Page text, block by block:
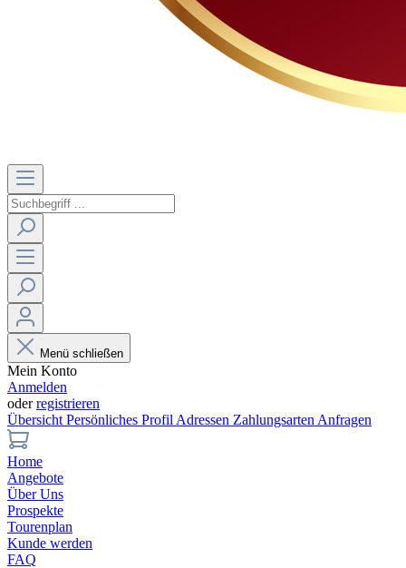
Menü schließen
Mein Konto
Anmelden
oderregistrieren
Übersicht Persönliches Profil Adressen Zahlungsarten Anfragen
Home
Angebote
Über Uns
Prospekte
Tourenplan
Kunde werden
FAQ